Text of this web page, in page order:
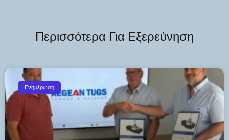
Περισσότερα Για Εξερεύνηση
Ενημέρωση